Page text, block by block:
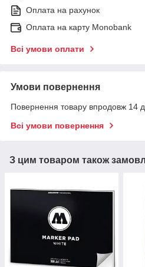
Оплата на рахунок
Оплата на карту Monobank
Всі умови оплати
Умови повернення
Повернення товару впродовж 14
Всі умови повернення
З цим товаром також